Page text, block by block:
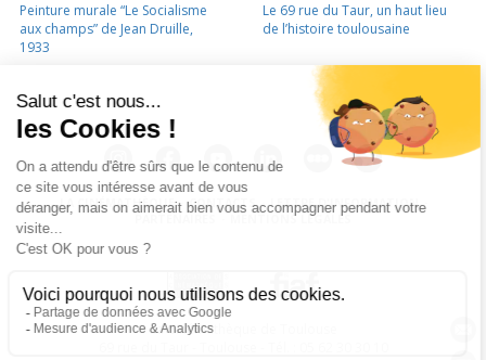
Peinture murale “Le Socialisme
aux champs” de Jean Druille,
1933
Le 69 rue du Taur, un haut lieu
de l’histoire toulousaine
LA CINÉMATHÈQUE · CONTACTS · LETTRE D'INFORMATION ·
PARTENAIRES
MENTIONS LÉGALES
La Cinémathèque de Toulouse